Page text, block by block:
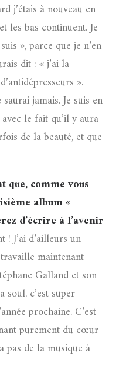
j’étais à nouveau en
les bas continuent. Je
», parce que je n’en
dit : « j’ai la
».
jamais. Je suis en
le fait qu’il y aura
de la beauté, et que
que, comme vous
album «
d’écrire à l’avenir
! J’ai d’ailleurs un
maintenant
Galland et son
soul, c’est super
prochaine. C’est
purement du cœur
pas de la musique à